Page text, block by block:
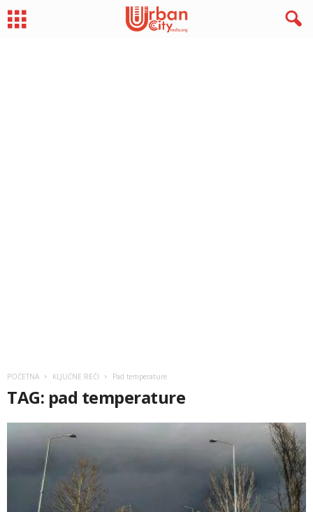
POČETNA KLJUČNE REČI Pad temperature
TAG: pad temperature